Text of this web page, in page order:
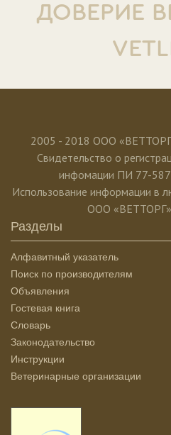
ДОВЕРИЕ
2005 - 2018 ООО
Свидетельство о
инфомации ПИ 77-
Использование информации в
ООО «ВЕТТОРГ»
Разделы
Алфавитный указатель
Поиск по производителям
Объявления
Гостевая книга
Словарь
Законодательство
Инструкции
Ветеринарные организации